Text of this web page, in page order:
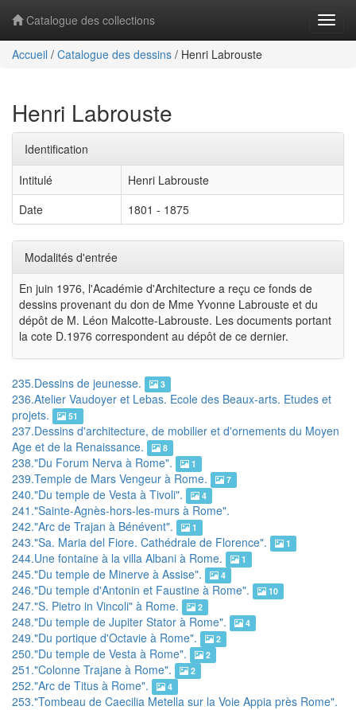
Catalogue des collections
Accueil / Catalogue des dessins / Henri Labrouste
Henri Labrouste
Identification
Intitulé
Henri Labrouste
Date
1801 - 1875
Modalités d'entrée
En juin 1976, l'Académie d'Architecture a reçu ce fonds de
dessins provenant du don de Mme Yvonne Labrouste et du
dépôt de M. Léon Malcotte-Labrouste. Les documents portant
la cote D.1976 correspondent au dépôt de ce dernier.
235.Dessins de jeunesse. 3
236.Atelier Vaudoyer et Lebas. Ecole des Beaux-arts. Etudes et
projets.
51
237.Dessins d'architecture, de mobilier et d'ornements du Moyen
Age et de la Renaissance.
8
238."Du Forum Nerva à Rome". 1
239.Temple de Mars Vengeur à Rome. 7
240."Du temple de Vesta à Tivoli". 4
241."Sainte-Agnès-hors-les-murs à Rome".
242."Arc de Trajan à Bénévent".
1
243."Sa. Maria del Fiore. Cathédrale de Florence". 1
244.Une fontaine à la villa Albani à Rome. 1
245."Du temple de Minerve à Assise". 4
246."Du temple d'Antonin et Faustine à Rome". 10
247."S. Pietro in Vincoli" à Rome. 2
248."Du temple de Jupiter Stator à Rome". 4
249."Du portique d'Octavie à Rome". 2
250."Du temple de Vesta à Rome". 2
251."Colonne Trajane à Rome". 2
252."Arc de Titus à Rome". 4
253."Tombeau de Caecilia Metella sur la Voie Appia près Rome".